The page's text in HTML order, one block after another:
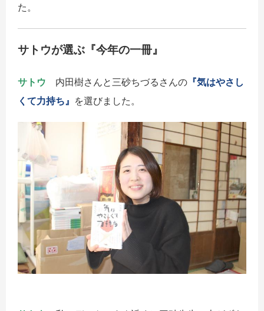
た。
サトウが選ぶ『今年の一冊』
サトウ 内田樹さんと三砂ちづるさんの 『気はやさし
くて力持ち』 を選びました。